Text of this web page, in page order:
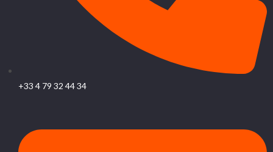
+33 4 79 32 44 34